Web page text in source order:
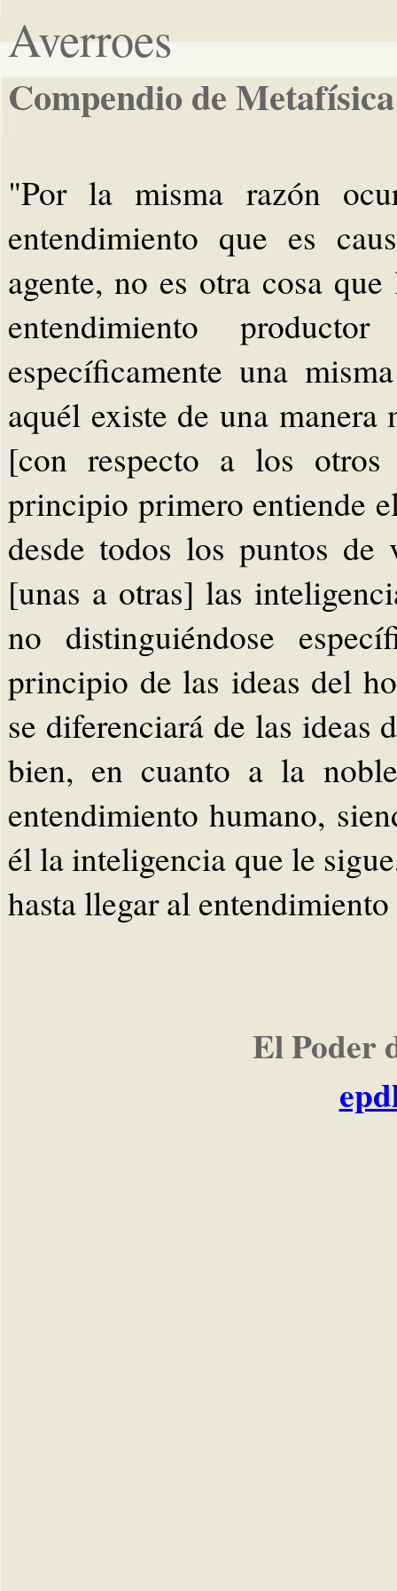
Averroes
Compendio de
"Por la misma razón
entendimiento que es
agente, no es otra cosa
entendimiento
específicamente una
aquél existe de una
[con respecto a los
principio primero entiende
desde todos los puntos de
[unas a otras] las
no distinguiéndose
principio de las ideas del
se diferenciará de las ideas
bien, en cuanto a la
entendimiento humano,
él la inteligencia que le
hasta llegar al
El Poder